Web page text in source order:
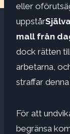
eller
uppstår
mall från
dock rätten
arbetarna,
straffar
För att
begränsa